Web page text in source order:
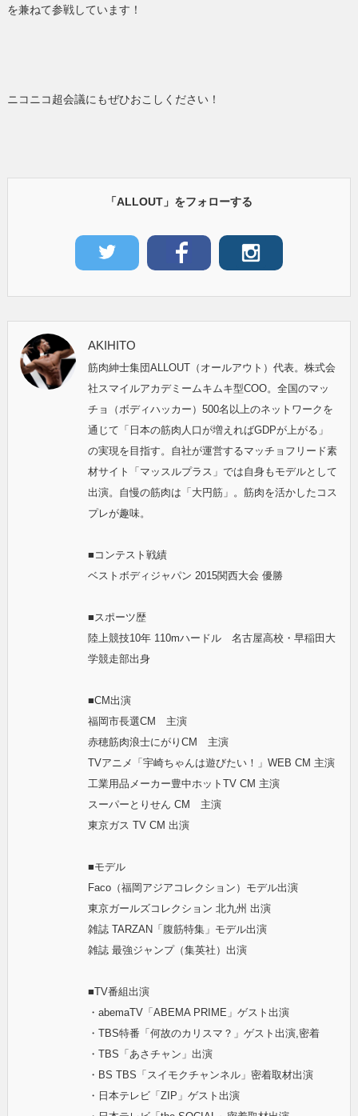
を兼ねて参戦しています！
ニコニコ超会議にもぜひおこしください！
「ALLOUT」をフォローする
AKIHITO
筋肉紳士集団ALLOUT（オールアウト）代表。株式会
社スマイルアカデミームキムキ型COO。全国のマッ
チョ（ボディハッカー）500名以上のネットワークを
通じて「日本の筋肉人口が増えればGDPが上がる」
の実現を目指す。自社が運営するマッチョフリード素
材サイト「マッスルプラス」では自身もモデルとして
出演。自慢の筋肉は「大円筋」。筋肉を活かしたコス
プレが趣味。
■コンテスト戦績
ベストボディジャパン 2015関西大会 優勝
■スポーツ歴
陸上競技10年 110mハードル 名古屋高校・早稲田大
学競走部出身
■CM出演
福岡市長選CM 主演
赤穂筋肉浪士にがりCM 主演
TVアニメ「宇崎ちゃんは遊びたい！」WEB CM 主演
工業用品メーカー豊中ホットTV CM 主演
スーパーとりせん CM 主演
東京ガス TV CM 出演
■モデル
Faco（福岡アジアコレクション）モデル出演
東京ガールズコレクション 北九州 出演
雑誌 TARZAN「腹筋特集」モデル出演
雑誌 最強ジャンプ（集英社）出演
■TV番組出演
・abemaTV「ABEMA PRIME」ゲスト出演
・TBS特番「何故のカリスマ？」ゲスト出演,密着
・TBS「あさチャン」出演
・BS TBS「スイモクチャンネル」密着取材出演
・日本テレビ「ZIP」ゲスト出演